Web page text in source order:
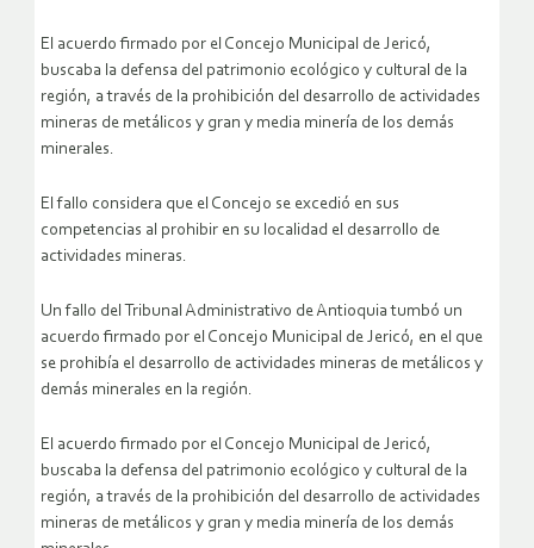
El acuerdo firmado por el Concejo Municipal de Jericó,
buscaba la defensa del patrimonio ecológico y cultural de la
región, a través de la prohibición del desarrollo de actividades
mineras de metálicos y gran y media minería de los demás
minerales.
El fallo considera que el Concejo se excedió en sus
competencias al prohibir en su localidad el desarrollo de
actividades mineras.
Un fallo del Tribunal Administrativo de Antioquia tumbó un
acuerdo firmado por el Concejo Municipal de Jericó, en el que
se prohibía el desarrollo de actividades mineras de metálicos y
demás minerales en la región.
El acuerdo firmado por el Concejo Municipal de Jericó,
buscaba la defensa del patrimonio ecológico y cultural de la
región, a través de la prohibición del desarrollo de actividades
mineras de metálicos y gran y media minería de los demás